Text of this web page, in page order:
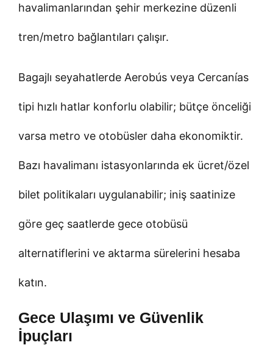
havalimanlarından şehir merkezine düzenli
tren/metro bağlantıları çalışır.
Bagajlı seyahatlerde Aerobús veya Cercanías
tipi hızlı hatlar konforlu olabilir; bütçe önceliği
varsa metro ve otobüsler daha ekonomiktir.
Bazı havalimanı istasyonlarında ek ücret/özel
bilet politikaları uygulanabilir; iniş saatinize
göre geç saatlerde gece otobüsü
alternatiflerini ve aktarma sürelerini hesaba
katın.
Gece Ulaşımı ve Güvenlik
İpuçları